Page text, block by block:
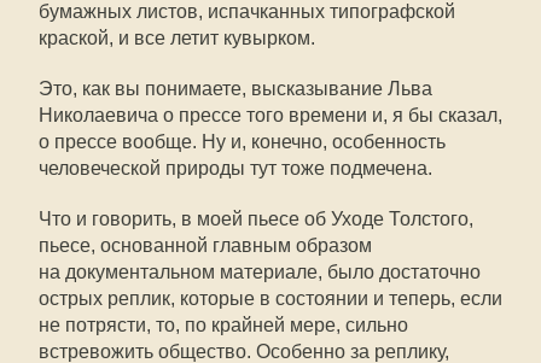
бумажных листов, испачканных типографской
краской, и все летит кувырком.
Это, как вы понимаете, высказывание Льва
Николаевича о прессе того времени и, я бы сказал,
о прессе вообще. Ну и, конечно, особенность
человеческой природы тут тоже подмечена.
Что и говорить, в моей пьесе об Уходе Толстого,
пьесе, основанной главным образом
на документальном материале, было достаточно
острых реплик, которые в состоянии и теперь, если
не потрясти, то, по крайней мере, сильно
встревожить общество. Особенно за реплику,